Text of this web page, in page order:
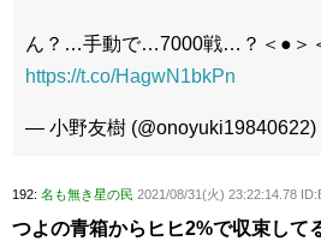
ん？…手動で…7000戦…？＜●＞
https://t.co/HagwN1bkPn
— 小野友樹 (@onoyuki19840622)
192: 名も無き星の民 2021/08/31(火) 23:22:14.78
つよの青箱からヒヒ2%で収束して